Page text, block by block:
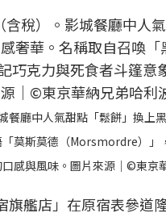
廳中人氣甜點「鬆餅」換上
莫斯莫德（Morsmordre）
感與風味。圖片來源｜©東京
旗艦店」在原宿表參道